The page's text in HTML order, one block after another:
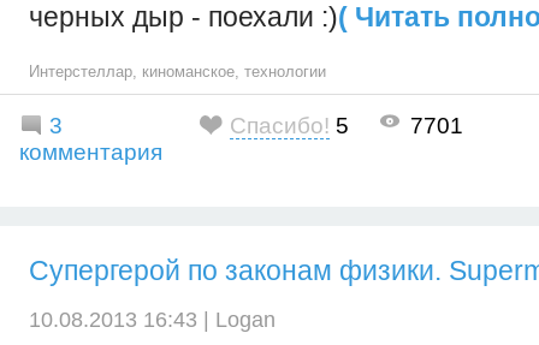
черных дыр - поехали :)( Читать
Интерстеллар, киноманское, технологии
3
комментария
Спасибо! 5 7701
Супергерой по законам физики.
10.08.2013 16:43 | Logan